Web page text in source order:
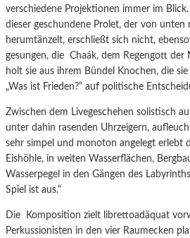
verschiedene Projektionen immer im
dieser geschundene Prolet, der von
herumtänzelt, erschließt sich nicht,
gesungen, die Chaák, dem Regengott
holt sie aus ihrem Bündel Knochen, die
„Was ist Frieden?“ auf politische
Zwischen dem Livegeschehen solistisch
unter dahin rasenden Uhrzeigern,
sehr simpel und monoton angelegt erlebt
Eishöhle, in weiten Wasserflächen,
Wasserpegel in den Gängen des
Spiel ist aus.“
Die Komposition zielt librettoadäquat
Perkussionisten in den vier Raumecken